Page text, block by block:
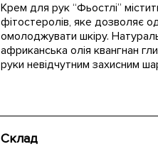
Крем для рук “Фьостлі”
фітостеролів, яке дозволяє
омолоджувати шкіру.
африканська олія квангнан
руки невідчутним захисним
Склад